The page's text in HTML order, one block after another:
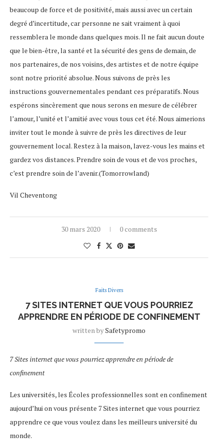
beaucoup de force et de positivité, mais aussi avec un certain
degré d’incertitude, car personne ne sait vraiment à quoi
ressemblera le monde dans quelques mois. Il ne fait aucun doute
que le bien-être, la santé et la sécurité des gens de demain, de
nos partenaires, de nos voisins, des artistes et de notre équipe
sont notre priorité absolue. Nous suivons de près les
instructions gouvernementales pendant ces préparatifs. Nous
espérons sincèrement que nous serons en mesure de célébrer
l’amour, l’unité et l’amitié avec vous tous cet été. Nous aimerions
inviter tout le monde à suivre de près les directives de leur
gouvernement local. Restez à la maison, lavez-vous les mains et
gardez vos distances. Prendre soin de vous et de vos proches,
c’est prendre soin de l’avenir.(Tomorrowland)
Vil Cheventong
30 mars 2020 0 comments
Faits Divers
7 SITES INTERNET QUE VOUS POURRIEZ
APPRENDRE EN PÉRIODE DE CONFINEMENT
written bySafetypromo
7 Sites internet que vous pourriez apprendre en période de
confinement
Les universités, les Écoles professionnelles sont en confinement
aujourd’hui on vous présente 7 Sites internet que vous pourriez
apprendre ce que vous voulez dans les meilleurs université du
monde.